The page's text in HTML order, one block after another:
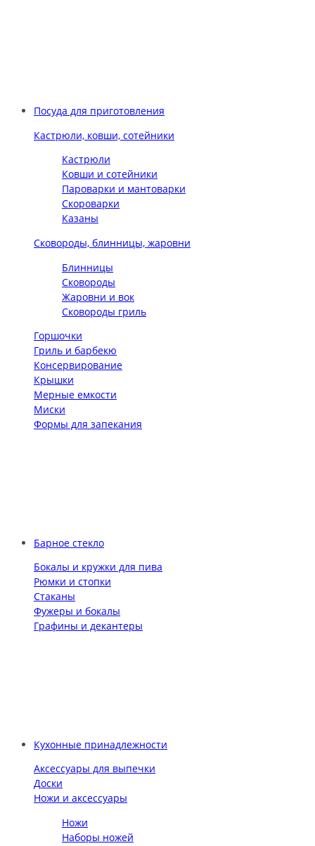
Посуда для приготовления
Кастрюли, ковши, сотейники
Кастрюли
Ковши и сотейники
Пароварки и мантоварки
Скороварки
Казаны
Сковороды, блинницы, жаровни
Блинницы
Сковороды
Жаровни и вок
Сковороды гриль
Горшочки
Гриль и барбекю
Консервирование
Крышки
Мерные емкости
Миски
Формы для запекания
Барное стекло
Бокалы и кружки для пива
Рюмки и стопки
Стаканы
Фужеры и бокалы
Графины и декантеры
Кухонные принадлежности
Аксессуары для выпечки
Доски
Ножи и аксессуары
Ножи
Наборы ножей